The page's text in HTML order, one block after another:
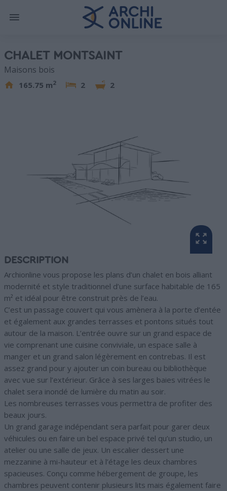
CHALET MONTSAINT
Maisons bois
165.75 m2 2 2
DESCRIPTION
Archionline vous propose les plans d’un chalet en bois alliant
modernité et style traditionnel d’une surface habitable de 165
m² et idéal pour être construit près de l’eau.
C’est un passage couvert qui vous amènera à la porte d’entée
et également aux grandes terrasses et pontons situés tout
autour de la maison. L’entrée ouvre sur un grand espace de
vie comprenant une cuisine conviviale, un espace salle à
manger et un grand salon légèrement en contrebas. Il est
assez grand pour y ajouter un coin bureau ou bibliothèque
avec vue sur l’extérieur. Grâce à ses larges baies vitrées le
chalet sera inondé de lumière du matin au soir.
Les nombreuses terrasses vous permettra de profiter des
beaux jours.
Un grand garage indépendant sera parfait pour garer deux
véhicules ou en faire un bel espace privé tel qu’un studio, un
atelier ou une salle de jeux. Un escalier dessert une
mezzanine à mi-hauteur et à l’étage les deux chambres
spacieuses. Conçu comme hébergement de groupe, les
chambres peuvent contenir plusieurs lits mais également faire